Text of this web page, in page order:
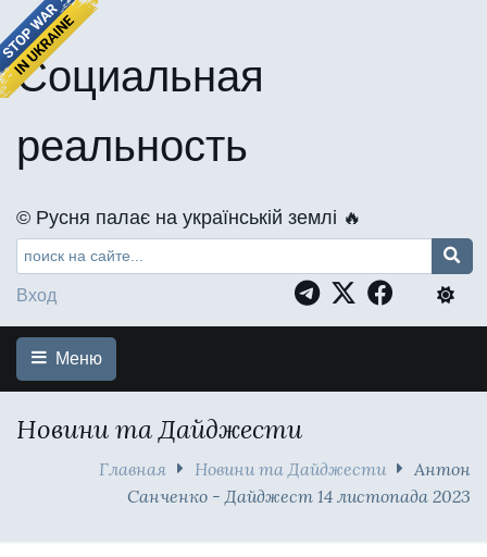
Социальная
реальность
©️ Русня палає на українській землі 🔥
Вход
Меню
Новини та Дайджести
Главная Новини та Дайджести
Антон
Санченко - Дайджест 14 листопада 2023